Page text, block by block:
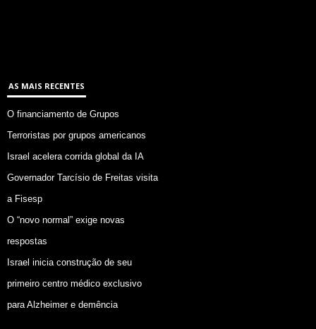
AS MAIS RECENTES
O financiamento de Grupos
Terroristas por grupos americanos
Israel acelera corrida global da IA
Governador Tarcísio de Freitas visita
a Fisesp
O “novo normal” exige novas
respostas
Israel inicia construção de seu
primeiro centro médico exclusivo
para Alzheimer e demência